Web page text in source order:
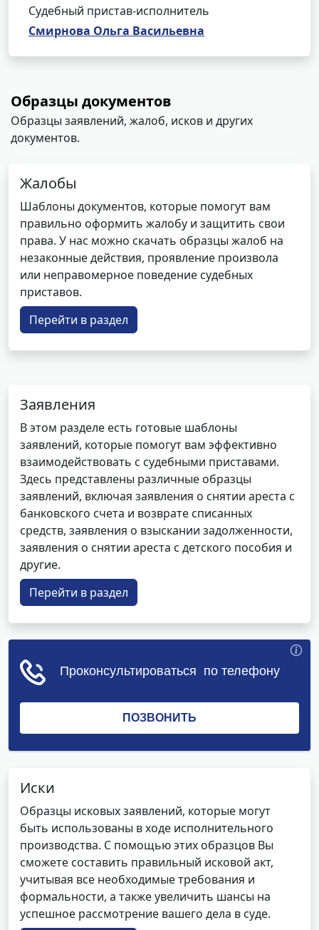
Судебный пристав-исполнитель
Смирнова Ольга Васильевна
Образцы документов
Образцы заявлений, жалоб, исков и других
документов.
Жалобы
Шаблоны документов, которые помогут вам
правильно оформить жалобу и защитить свои
права. У нас можно скачать образцы жалоб на
незаконные действия, проявление произвола
или неправомерное поведение судебных
приставов.
Перейти в раздел
Заявления
В этом разделе есть готовые шаблоны
заявлений, которые помогут вам эффективно
взаимодействовать с судебными приставами.
Здесь представлены различные образцы
заявлений, включая заявления о снятии ареста с
банковского счета и возврате списанных
средств, заявления о взыскании задолженности,
заявления о снятии ареста с детского пособия и
другие.
Перейти в раздел
Иски
Образцы исковых заявлений, которые могут
быть использованы в ходе исполнительного
производства. С помощью этих образцов Вы
сможете составить правильный исковой акт,
учитывая все необходимые требования и
формальности, а также увеличить шансы на
успешное рассмотрение вашего дела в суде.